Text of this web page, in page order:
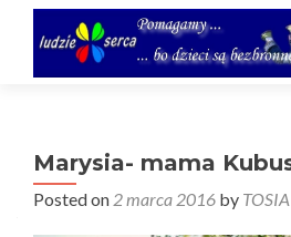
Marysia- mama
Posted on 2 marca 2016 by TOSIA